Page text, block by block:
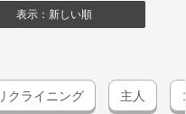
表示：新しい順
クライニング 主人